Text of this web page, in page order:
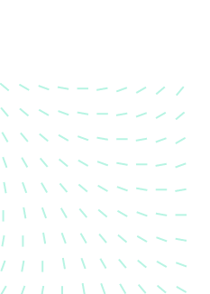
stellt sicher,
nach einem Unfall
Zustand gebracht